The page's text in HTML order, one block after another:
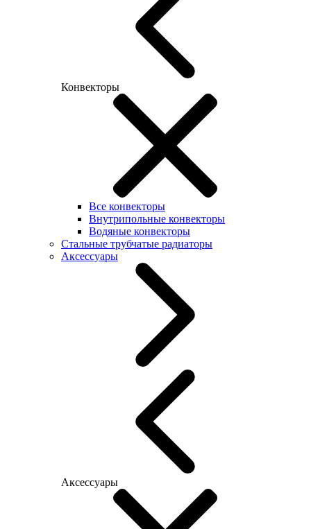
Конвекторы
Все конвекторы
Внутрипольные конвекторы
Водяные конвекторы
Стальные трубчатые радиаторы
Аксессуары
Аксессуары